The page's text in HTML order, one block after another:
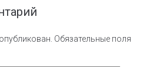
Обязательные поля